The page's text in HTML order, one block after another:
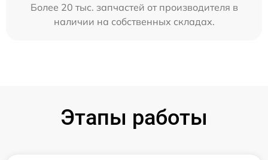
Более 20 тыс. запчастей от производителя в
наличии на собственных складах.
Этапы работы